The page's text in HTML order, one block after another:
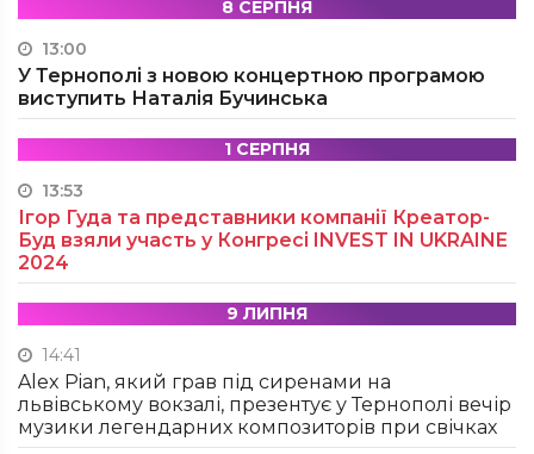
8 СЕРПНЯ
13:00
У Тернополі з новою концертною програмою
виступить Наталія Бучинська
1 СЕРПНЯ
13:53
Ігор Гуда та представники компанії Креатор-
Буд взяли участь у Конгресі INVEST IN UKRAINE
2024
9 ЛИПНЯ
14:41
Alex Pian, який грав під сиренами на
львівському вокзалі, презентує у Тернополі вечір
музики легендарних композиторів при свічках